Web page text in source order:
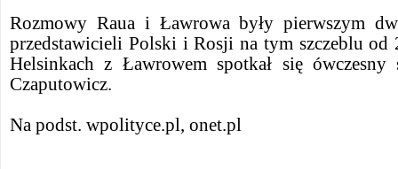
Rozmowy Raua i Ławrowa były pierwszym
przedstawicieli Polski i Rosji na tym szczeblu
Helsinkach z Ławrowem spotkał się ówczesny
Czaputowicz.
Na podst. wpolityce.pl, onet.pl